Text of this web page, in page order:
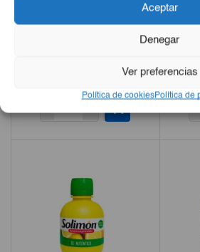
Aceptar
Denegar
Ver preferencias
Política de cookiesPolítica de
Judías Con Chorizo SE-DA